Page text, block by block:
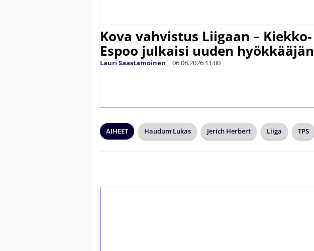
Kova vahvistus Liigaan – Kiekko-
Espoo julkaisi uuden hyökkääjän
Lauri Saastamoinen | 06.08.2026 11:00
AIHEET Haudum Lukas Jerich Herbert Liiga TPS